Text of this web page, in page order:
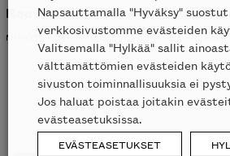
Reeves Bed sänky
MINOTTI LEMA
ALK.
Napsauttamalla "Hyväksy"
verkkosivustomme evästeiden
Valitsemalla "Hylkää" sallit
välttämättömien evästeiden
sivuston toiminnallisuuksia ei
Jos haluat poistaa joitakin
evästeasetuksissa.
EVÄSTEASETUKSET